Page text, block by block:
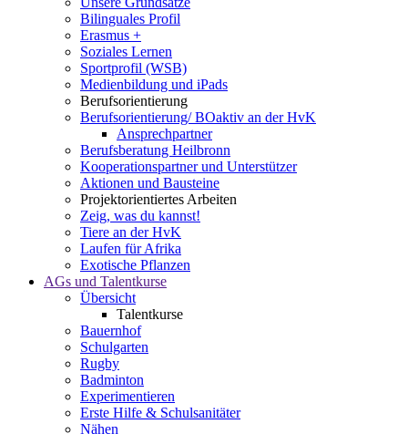
Bilinguales Profil
Erasmus +
Soziales Lernen
Sportprofil (WSB)
Medienbildung und iPads
Berufsorientierung
Berufsorientierung/ BOaktiv an der HvK
Ansprechpartner
Berufsberatung Heilbronn
Kooperationspartner und Unterstützer
Aktionen und Bausteine
Projektorientiertes Arbeiten
Zeig, was du kannst!
Tiere an der HvK
Laufen für Afrika
Exotische Pflanzen
AGs und Talentkurse
Übersicht
Talentkurse
Bauernhof
Schulgarten
Rugby
Badminton
Experimentieren
Erste Hilfe & Schulsanitäter
Nähen